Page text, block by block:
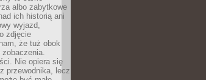
albo zabytkowe
ich historią ani
wyjazd,
zdjęcie
że tuż obok
zobaczenia.
Nie opiera się
przewodnika, lecz